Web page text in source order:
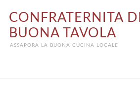
content
CONFRATERNITA
BUONA TAVOLA
ASSAPORA LA BUONA CUCINA LOCALE